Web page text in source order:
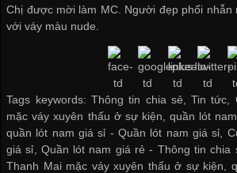
Chị được mời làm MC. Người đẹp phối nhẫn
với váy màu nude.
Tags keywords: Thông tin chia sẻ, Tin tức,
mặc váy xuyên thấu ở sự kiện, quần lót
quần lót nam giá sỉ -Quần lót nam giá sỉ
giá sỉ
Quần lót nam giá rẻ - Thông tin chia
Thanh Mai mặc váy xuyên thấu ở sự kiện